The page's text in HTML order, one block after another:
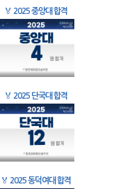
🏅 2025 중앙대 합격
🏅 2025 단국대 합격
🏅 2025 동덕여대 합격